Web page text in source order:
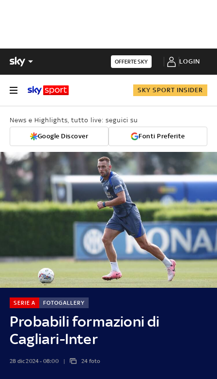
OFFERTE SKY LOGIN
SKY SPORT INSIDER
News e Highlights, tutto live: seguici su
Google Discover Fonti Preferite
Probabili formazioni di
Cagliari-Inter
SERIE A FOTOGALLERY
28 dic 2024 - 08:00 24 foto